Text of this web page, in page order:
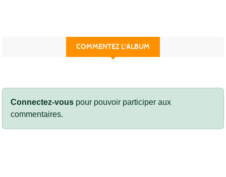
COMMENTEZ L'ALBUM
Connectez-vous pour pouvoir participer aux
commentaires.